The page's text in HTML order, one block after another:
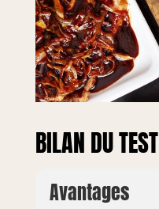
BILAN DU TEST
Avantages